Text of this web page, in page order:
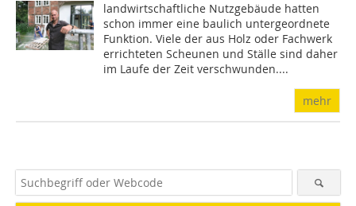
landwirtschaftliche Nutzgebäude hatten
schon immer eine baulich untergeordnete
Funktion. Viele der aus Holz oder Fachwerk
errichteten Scheunen und Ställe sind daher
im Laufe der Zeit verschwunden....
mehr